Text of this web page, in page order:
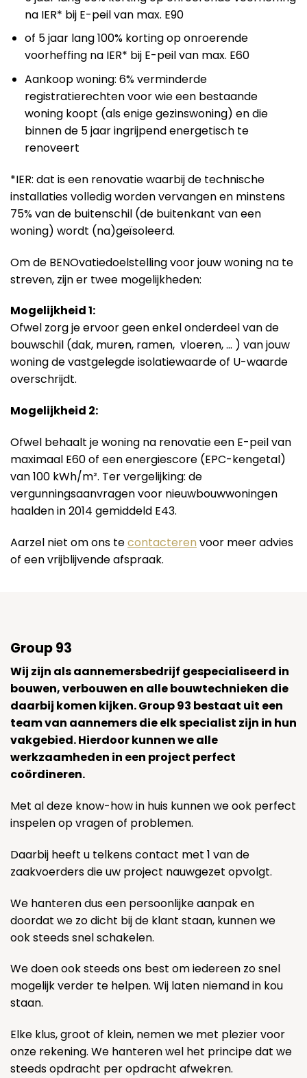
na IER* bij E-peil van max. E90
of 5 jaar lang 100% korting op onroerende
voorheffing na IER* bij E-peil van max. E60
Aankoop woning: 6% verminderde
registratierechten voor wie een bestaande
woning koopt (als enige gezinswoning) en die
binnen de 5 jaar ingrijpend energetisch te
renoveert
*IER: dat is een renovatie waarbij de technische
installaties volledig worden vervangen en minstens
75% van de buitenschil (de buitenkant van een
woning) wordt (na)geïsoleerd.
Om de BENOvatiedoelstelling voor jouw woning na te
streven, zijn er twee mogelijkheden:
Mogelijkheid 1:
Ofwel zorg je ervoor geen enkel onderdeel van de
bouwschil (dak, muren, ramen, vloeren, … ) van jouw
woning de vastgelegde isolatiewaarde of U-waarde
overschrijdt.
Mogelijkheid 2:
Ofwel behaalt je woning na renovatie een E-peil van
maximaal E60 of een energiescore (EPC-kengetal)
van 100 kWh/m². Ter vergelijking: de
vergunningsaanvragen voor nieuwbouwwoningen
haalden in 2014 gemiddeld E43.
Aarzel niet om ons tecontacteren voor meer advies
of een vrijblijvende afspraak.
Group 93
Wij zijn als aannemersbedrijf gespecialiseerd in
bouwen, verbouwen en alle bouwtechnieken die
daarbij komen kijken. Group 93 bestaat uit een
team van aannemers die elk specialist zijn in hun
vakgebied. Hierdoor kunnen we alle
werkzaamheden in een project perfect
coördineren.
Met al deze know-how in huis kunnen we ook perfect
inspelen op vragen of problemen.
Daarbij heeft u telkens contact met 1 van de
zaakvoerders die uw project nauwgezet opvolgt.
We hanteren dus een persoonlijke aanpak en
doordat we zo dicht bij de klant staan, kunnen we
ook steeds snel schakelen.
We doen ook steeds ons best om iedereen zo snel
mogelijk verder te helpen. Wij laten niemand in kou
staan.
Elke klus, groot of klein, nemen we met plezier voor
onze rekening. We hanteren wel het principe dat we
steeds opdracht per opdracht afwekren.